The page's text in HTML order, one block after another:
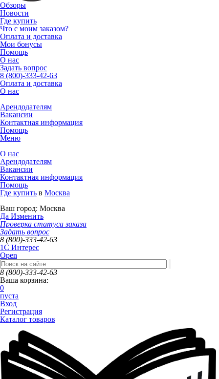
Обзоры
Новости
Где купить
Что с моим заказом?
Оплата и доставка
Мои бонусы
Помощь
О нас
Задать вопрос
8 (800)-333-42-63
Оплата и доставка
О нас
Арендодателям
Вакансии
Контактная информация
Помощь
Меню
О нас
Арендодателям
Вакансии
Контактная информация
Помощь
Где купить в Москва
Ваш город: Москва
Да Изменить
Проверка статуса заказа
Задать вопрос
8 (800)-333-42-63
1C Интерес
Open
8 (800)-333-42-63
Ваша корзина:
0
пуста
Вход
Регистрация
Каталог товаров